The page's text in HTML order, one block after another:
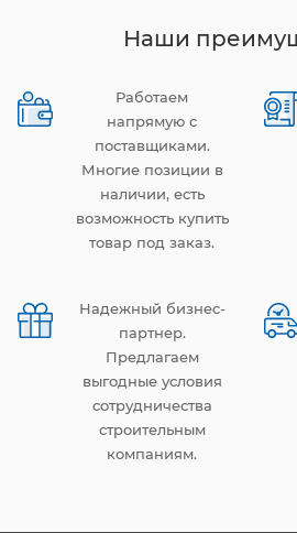
Наши
Работаем
напрямую с
поставщиками.
Многие позиции в
наличии, есть
возможность купить
товар под заказ.
Надежный бизнес-
партнер.
Предлагаем
выгодные условия
сотрудничества
строительным
компаниям.